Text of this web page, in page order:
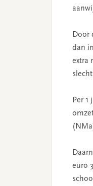
Door
dan
extra
Per
euro